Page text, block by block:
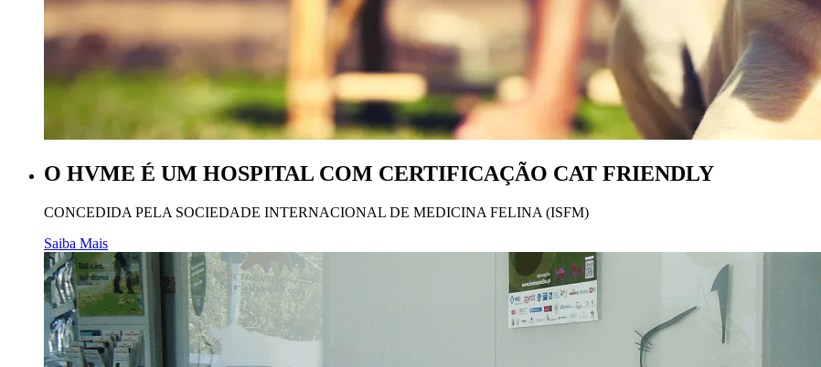
O HVME É UM HOSPITAL COM CERTIFICAÇÃO CAT FRIENDLY
CONCEDIDA PELA SOCIEDADE INTERNACIONAL DE MEDICINA FELINA (ISFM)
Saiba Mais